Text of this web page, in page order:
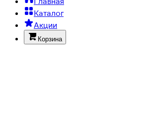
Каталог
Акции
Корзина